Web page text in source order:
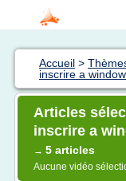
Accueil >
inscrire a
Articles
inscrire a
→ 5 articles
Aucune vidéo